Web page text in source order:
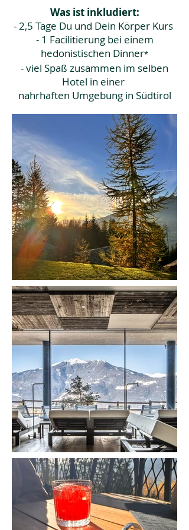
Was ist inkludiert:
- 2,5 Tage Du und Dein Körper Kurs
- 1 Facilitierung bei einem
hedonistischen Dinner*
- viel Spaß zusammen im selben
Hotel in einer
nahrhaften Umgebung in Südtirol